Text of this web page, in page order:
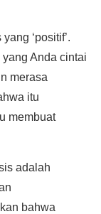
‘positif’.
Anda cintai
merasa
itu
membuat
adalah
bahwa